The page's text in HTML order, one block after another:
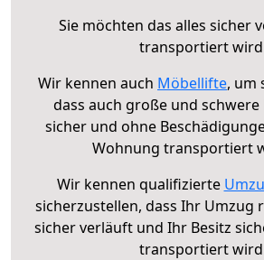
Sie möchten das alles sicher
transportiert
Wir kennen auch Möbellifte, um
dass auch große und
sicher und ohne
Wohnung transportiert
Wir kennen qualifizierte
sicherzustellen, dass Ihr Umzug
sicher verläuft und Ihr Besitz
transportiert